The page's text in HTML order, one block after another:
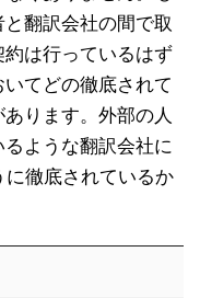
翻訳会社の間で取
は行っているはず
てどの徹底されて
ります。外部の人
ような翻訳会社に
徹底されているか